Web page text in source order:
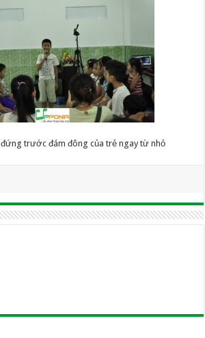
trước đám đông của trẻ ngay từ nhỏ